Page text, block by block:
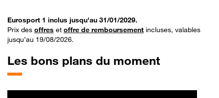
Eurosport 1 inclus jusqu'au 31/01/2029.
Prix des offres et offre de remboursement incluses, valables
jusqu’au 19/08/2026.
Les bons plans du moment